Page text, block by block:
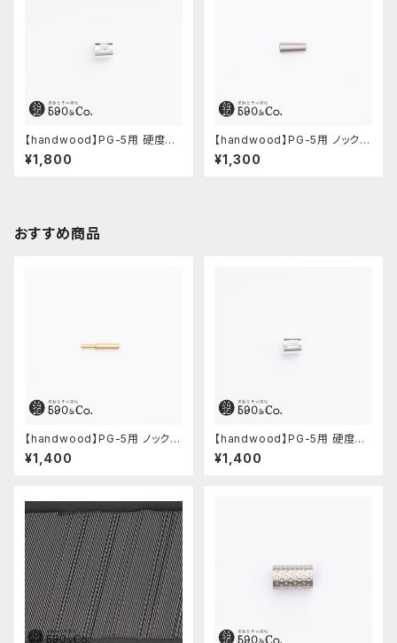
【handwood】PG-5用 硬度表
示窓 (超超ジュラルミン/正方形)
¥1,800
【handwood】PG-5用 ノック部
カバー (ステンレス)
¥1,300
おすすめ商品
【handwood】PG-5用 ノックボ
タン (真鍮)
¥1,400
【handwood】PG-5用 硬度表
示窓 (アルミ/長方形)
¥1,400